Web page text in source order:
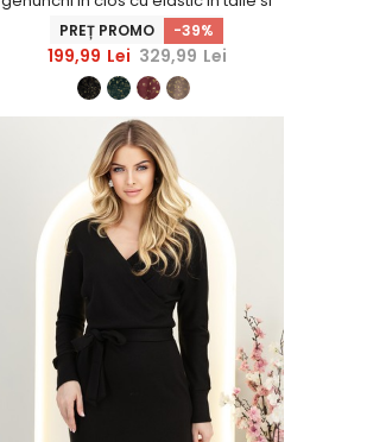
cordon detasabil StarShinerS
PREȚ PROMO -39%
199,99 Lei 329,99 Lei